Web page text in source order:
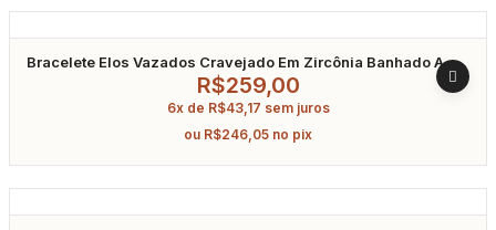
Bracelete Elos Vazados Cravejado Em Zircônia Banhado A
R$259,00
6x de R$43,17 sem juros
ou R$246,05 no pix